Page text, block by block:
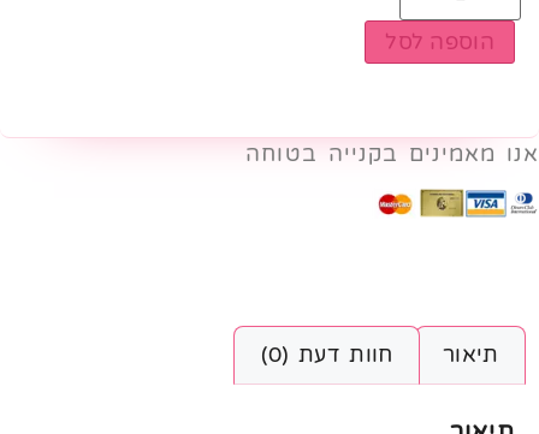
הוספה לסל
אנו מאמינים בקנייה בטוחה
תיאור חוות דעת (0)